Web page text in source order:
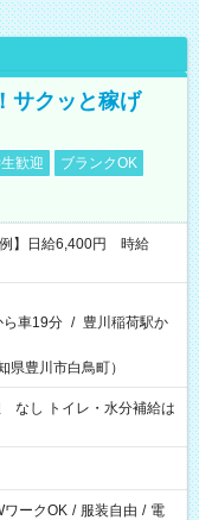
サクッと稼げ
歓迎
ブランクOK
】日給6,400円 時給
ら車19分 / 豊川稲荷駅か
県豊川市白鳥町）
ワークOK / 服装自由 / 電